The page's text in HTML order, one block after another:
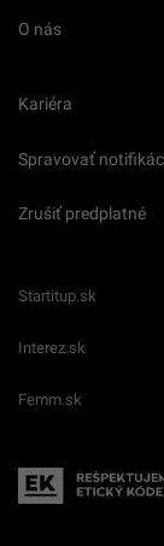
O nás
Kariéra
Spravovať
Zrušiť predplatné
Startitup.sk
Interez.sk
Femm.sk